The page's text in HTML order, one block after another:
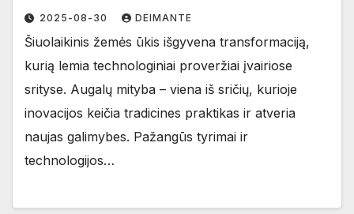
2025-08-30 DEIMANTE
Šiuolaikinis žemės ūkis išgyvena transformaciją,
kurią lemia technologiniai proveržiai įvairiose
srityse. Augalų mityba – viena iš sričių, kurioje
inovacijos keičia tradicines praktikas ir atveria
naujas galimybes. Pažangūs tyrimai ir
technologijos…